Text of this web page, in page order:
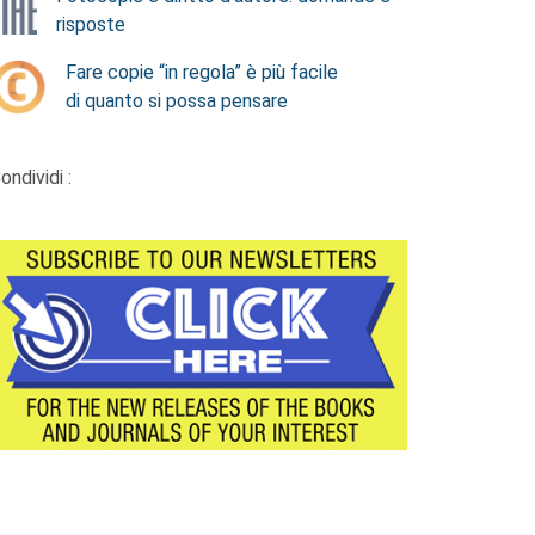
risposte
Fare copie “in regola” è più facile
di quanto si possa pensare
: